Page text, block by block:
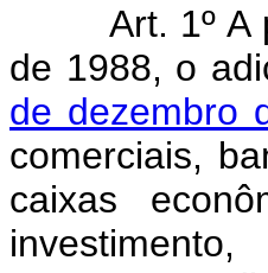
Art. 1º
de 1988, o
de dezembro
comerciais,
caixas